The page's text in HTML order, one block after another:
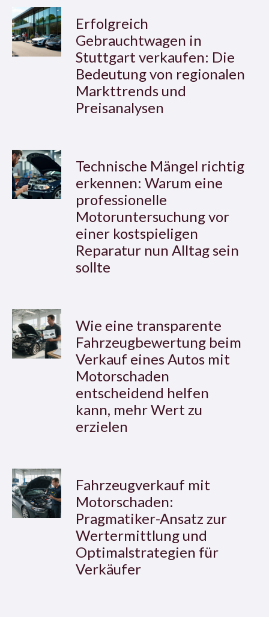
Erfolgreich
Gebrauchtwagen in
Stuttgart verkaufen: Die
Bedeutung von regionalen
Markttrends und
Preisanalysen
Technische Mängel richtig
erkennen: Warum eine
professionelle
Motoruntersuchung vor
einer kostspieligen
Reparatur nun Alltag sein
sollte
Wie eine transparente
Fahrzeugbewertung beim
Verkauf eines Autos mit
Motorschaden
entscheidend helfen
kann, mehr Wert zu
erzielen
Fahrzeugverkauf mit
Motorschaden:
Pragmatiker-Ansatz zur
Wertermittlung und
Optimalstrategien für
Verkäufer